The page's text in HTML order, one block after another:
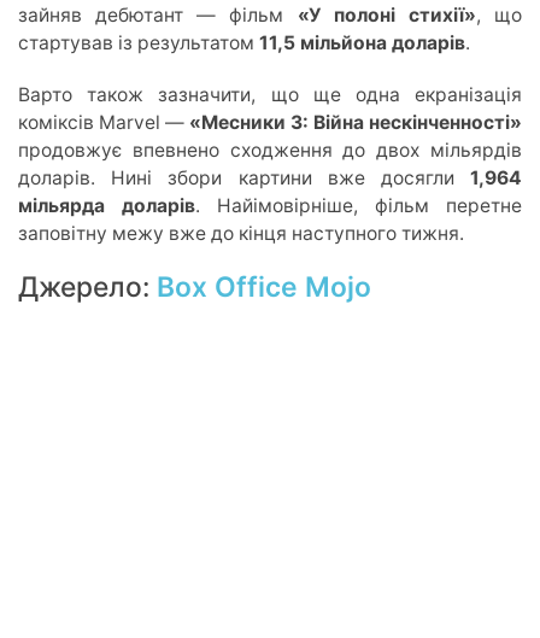
зайняв дебютант — фільм «У полоні стихії», що
стартував із результатом 11,5 мільйона доларів.
Варто також зазначити, що ще одна екранізація
коміксів Marvel — «Месники 3: Війна нескінченності»
продовжує впевнено сходження до двох мільярдів
доларів. Нині збори картини вже досягли 1,964
мільярда доларів. Найімовірніше, фільм перетне
заповітну межу вже до кінця наступного тижня.
Джерело: Box Office Mojo